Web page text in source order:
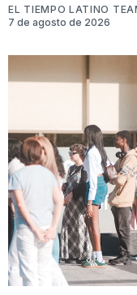
EL TIEMPO LATINO
7 de agosto de 2026